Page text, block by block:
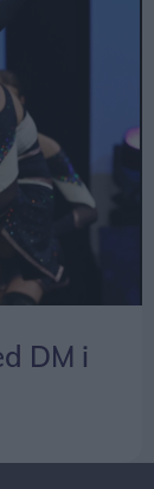
DM i